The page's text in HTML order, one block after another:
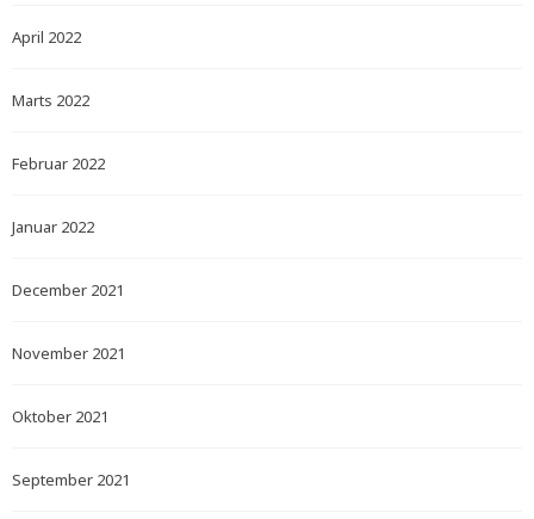
April 2022
Marts 2022
Februar 2022
Januar 2022
December 2021
November 2021
Oktober 2021
September 2021